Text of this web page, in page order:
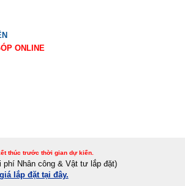
ONLINE
thúc trước thời gian dự kiến.
phí Nhân công & Vật tư lắp đặt)
lắp đặt tại đây.